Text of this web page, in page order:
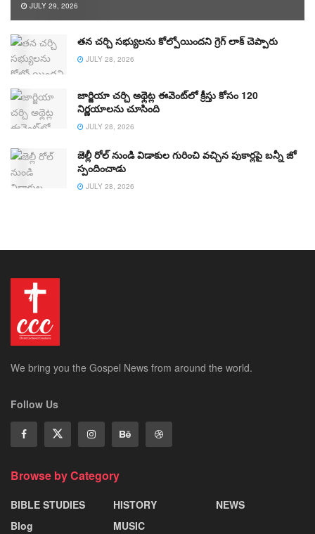
JULY 29, 2026
తన చర్చి సభ్యులను కోల్పోయిందని గ్రెగ్ లాక్ చెప్పారు
JULY 28, 2026
జార్జియా చర్చి అథ్లెట్ల ఈవెంట్‌లో క్రీస్తు కోసం 120
నిర్ణయాలను చూసింది
JULY 28, 2026
జెల్లీ రోల్ నుండి విడాకుల గురించి వచ్చిన పుకార్లపై బన్నీ జో
స్పందించాడు
JULY 28, 2026
We bring you the Gospel News from around the world.
Follow Us
Browse by Category
BIBLE STUDIES
Blog
HISTORY
MUSIC
NEWS